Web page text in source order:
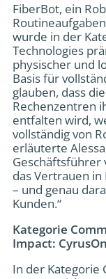
FiberBot, ein
wurde in der
Technologies
physischer und
Basis für
glauben, dass
Rechenzentren
entfalten wird,
vollständig von
erläuterte
Geschäftsführer
das Vertrauen
– und genau
Kunden.“
Kategorie
Impact:
In der Kategorie